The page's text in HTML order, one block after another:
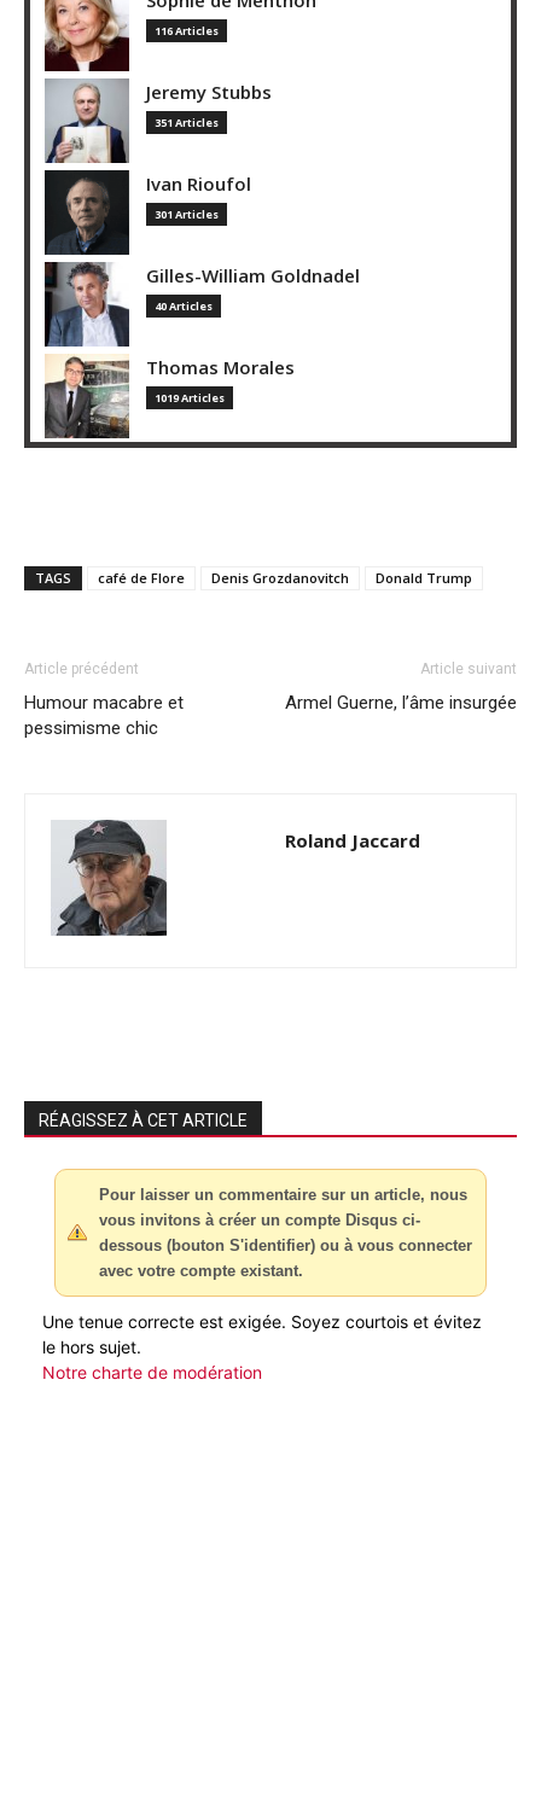
116 Articles
Jeremy Stubbs
351 Articles
Ivan Rioufol
301 Articles
Gilles-William Goldnadel
40 Articles
Thomas Morales
1019 Articles
TAGS café de Flore Denis Grozdanovitch Donald Trump
Article précédent
Humour macabre et
pessimisme chic
Article suivant
Armel Guerne, l’âme insurgée
Roland Jaccard
RÉAGISSEZ À CET ARTICLE
Pour laisser un commentaire sur un article, nous
vous invitons à créer un compte Disqus ci-
dessous (bouton S'identifier) ou à vous connecter
avec votre compte existant.
Une tenue correcte est exigée. Soyez courtois et évitez
le hors sujet.
Notre charte de modération